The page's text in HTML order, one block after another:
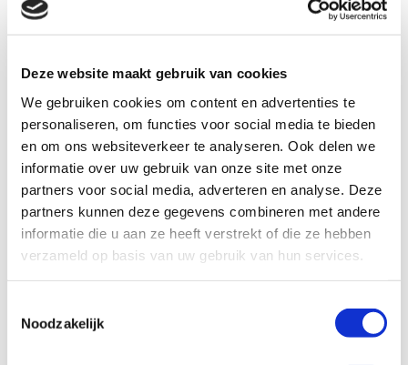
Deze website maakt gebruik van cookies
We gebruiken cookies om content en advertenties te
personaliseren, om functies voor social media te bieden
en om ons websiteverkeer te analyseren. Ook delen we
informatie over uw gebruik van onze site met onze
partners voor social media, adverteren en analyse. Deze
partners kunnen deze gegevens combineren met andere
informatie die u aan ze heeft verstrekt of die ze hebben
verzameld op basis van uw gebruik van hun services.
Noodzakelijk